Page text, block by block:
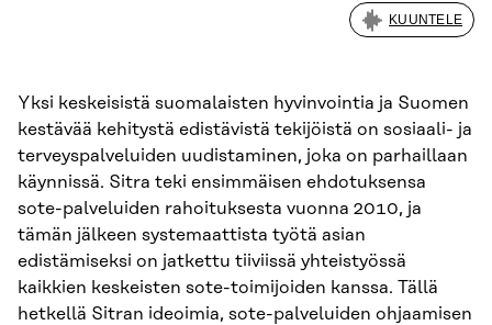
KUUNTELE
Yksi keskeisistä suomalaisten hyvinvointia ja Suomen
kestävää kehitystä edistävistä tekijöistä on sosiaali- ja
terveyspalveluiden uudistaminen, joka on parhaillaan
käynnissä. Sitra teki ensimmäisen ehdotuksensa
sote-palveluiden rahoituksesta vuonna 2010, ja
tämän jälkeen systemaattista työtä asian
edistämiseksi on jatkettu tiiviissä yhteistyössä
kaikkien keskeisten sote-toimijoiden kanssa. Tällä
hetkellä Sitran ideoimia, sote-palveluiden ohjaamisen